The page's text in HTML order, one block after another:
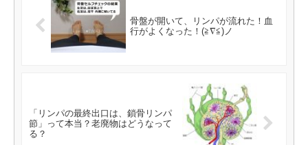
骨盤が開いて、リンパが流れた！血
行がよくなった！(≧∇≦)ノ
「リンパの最終出口は、鎖骨リンパ
節」って本当？老廃物はどうなって
る？